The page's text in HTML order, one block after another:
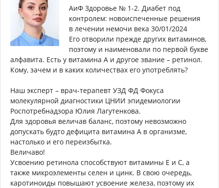
АиФ Здоровье № 1-2. Диабет под
контролем: новоиспеченные решения
в лечении немочи века 30/01/2024
Его отворили прежде других витаминов,
поэтому и наименовали по первой букве
алфавита. Есть у витамина А и другое звание – ретинол.
Кому, зачем и в каких количествах его употреблять?
Наш эксперт – врач-терапевт УЗД ФД Фокуса
молекулярной диагностики ЦНИИ эпидемиологии
Роспотребнадзора Юлия Лагутенкова.
Для здоровья величав баланс, по­этому невозможно
допускать будто дефицита витамина А в организме,
настолько и его переизбытка.
Величаво!
Усвоению ретинола способствуют витамины Е и С, а
также микроэлементы селен и цинк. В свою очередь,
каротиноиды повышают усвоение железа, поэтому их